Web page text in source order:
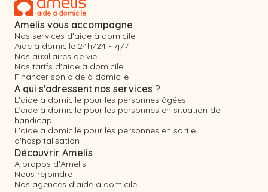
Amelis vous accompagne
Nos services d'aide à domicile
Aide à domicile 24h/24 - 7j/7
Nos auxiliaires de vie
Nos tarifs d'aide à domicile
Financer son aide à domicile
A qui s'adressent nos services ?
L'aide à domicile pour les personnes âgées
L'aide à domicile pour les personnes en situation de
handicap
L'aide à domicile pour les personnes en sortie
d'hospitalisation
Découvrir Amelis
A propos d'Amelis
Nous rejoindre
Nos agences d'aide à domicile